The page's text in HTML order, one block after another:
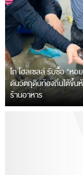
โก โฮลเซลล์ รับซื้อ “ห
ดันวัตถุดิบท้องถิ่นใต้ขึ้น
ร้านอาหาร